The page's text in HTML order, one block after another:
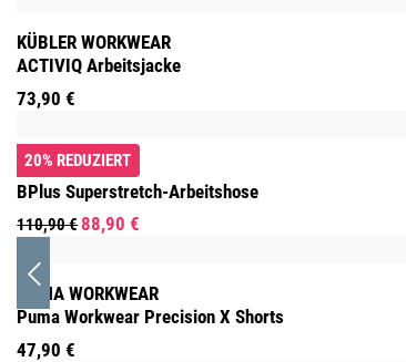
KÜBLER WORKWEAR
ACTIVIQ Arbeitsjacke
73,90 €
20% REDUZIERT
BP
BPlus Superstretch-Arbeitshose
110,90 €88,90 €
PUMA WORKWEAR
Puma Workwear Precision X Shorts
47,90 €